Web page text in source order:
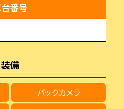
番号
装備
バックカメラ